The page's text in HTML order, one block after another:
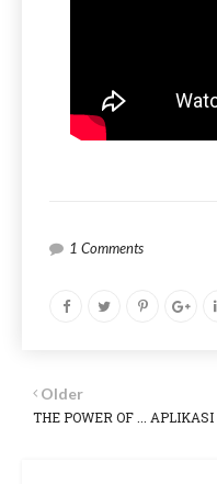
1 Comments
Older
THE POWER OF ... APLIKASI